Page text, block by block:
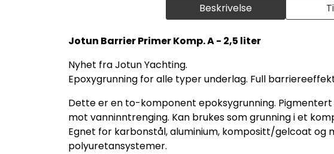
Beskrivelse
Jotun Barrier Primer Komp. A - 2,5 liter
Nyhet fra Jotun Yachting.
Epoxygrunning for alle typer underlag. Full
Dette er en to-komponent epoksygrunning.
mot vanninntrenging. Kan brukes som grunning i et
Egnet for karbonstål, aluminium, kompositt/gelcoat
polyuretansystemer.